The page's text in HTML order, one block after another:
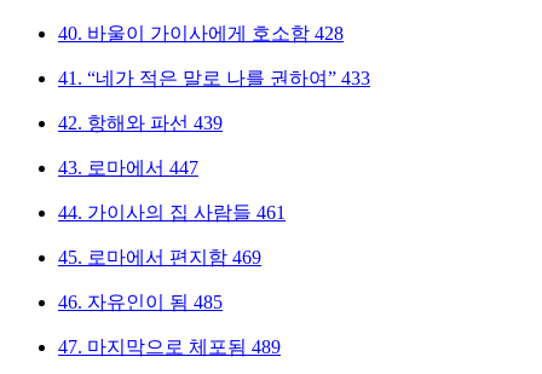
40. 바울이 가이사에게 호소함 428
41. “네가 적은 말로 나를 권하여” 433
42. 항해와 파선 439
43. 로마에서 447
44. 가이사의 집 사람들 461
45. 로마에서 편지함 469
46. 자유인이 됨 485
47. 마지막으로 체포됨 489